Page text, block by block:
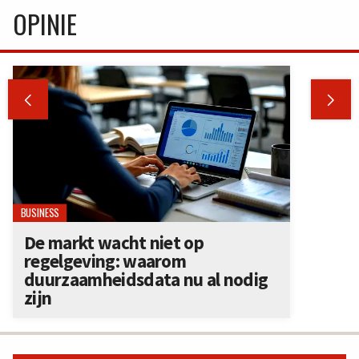
OPINIE
 
BUSINESS
De markt wacht niet op
regelgeving: waarom
duurzaamheidsdata nu al nodig
zijn